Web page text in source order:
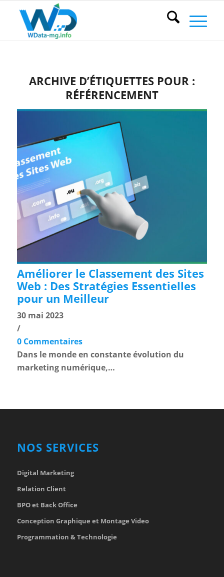
ARCHIVE D’ÉTIQUETTES POUR :
RÉFÉRENCEMENT
Améliorer le Classement des Sites
Web : Des Stratégies Essentielles
pour un Meilleur
30 mai 2023
/
0 Commentaires
Dans le monde en constante évolution du
marketing numérique,…
NOS SERVICES
Digital Marketing
Relation Client
BPO et Back Office
Conception Graphique et Montage Video
Programmation & Technologie